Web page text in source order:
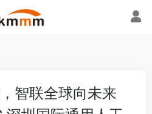
智联全球向未来